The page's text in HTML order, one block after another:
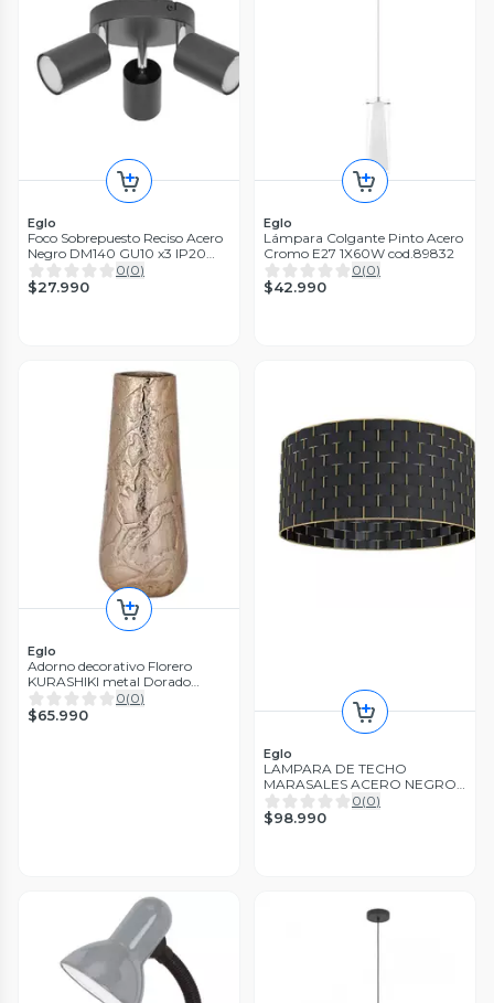
Eglo
Foco Sobrepuesto Reciso Acero
Negro DM140 GU10 x3 IP20
Cod74008
0(0)
$27.990
Eglo
Lámpara Colgante Pinto Acero
Cromo E27 1X60W cod.89832
0(0)
$42.990
Eglo
Adorno decorativo Florero
KURASHIKI metal Dorado
38×16cm
0(0)
$65.990
Eglo
LAMPARA DE TECHO
MARASALES ACERO NEGRO
E27 1X40W IP20 COD.99523
0(0)
$98.990